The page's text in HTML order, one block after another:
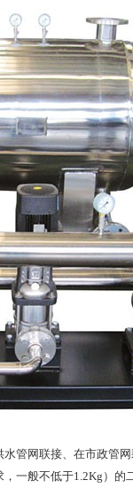
网联接、在市政管网
一般不低于1.2Kg）的